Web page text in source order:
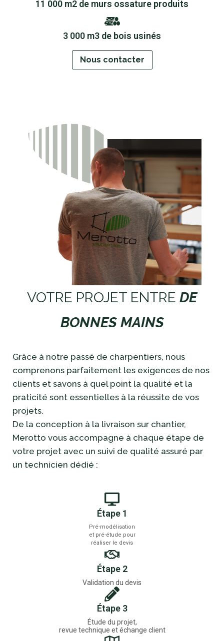
11 000 m2 de murs ossature produits
3 000 m3 de bois usinés
Nous contacter
VOTRE PROJET ENTRE DE
BONNES MAINS
Grâce à notre passé de charpentiers, nous
comprenons parfaitement les exigences de nos
clients et savons à quel point la qualité et la
praticité sont essentielles à la réussite de vos
projets.
De la conception à la livraison sur chantier,
Merotto vous accompagne à chaque étape de
votre projet avec un suivi de qualité assuré par
un technicien dédié :
Étape 1
Pré-modélisation
et pré-étude pour
réaliser le devis
Étape 2
Validation du devis
Étape 3
Étude du projet,
revue technique et échange client